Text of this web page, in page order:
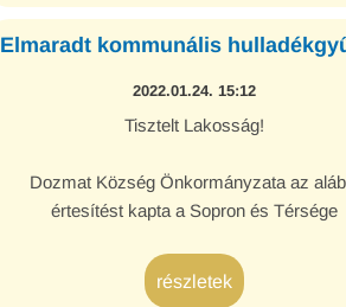
Elmaradt kommunális
2022.01.24. 15:12
Tisztelt Lakosság!
Dozmat Község Önkormányzata az
értesítést kapta a Sopron és Térsége
Nonprofit Kft.-től az elmaradt kommunális
hulladékgyűjtéssel kapcsolatban:
részletek